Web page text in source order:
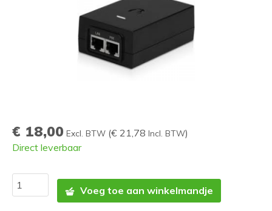
€ 18,00 Excl. BTW (€ 21,78 Incl. BTW)
Direct leverbaar
Voeg toe aan winkelmandje